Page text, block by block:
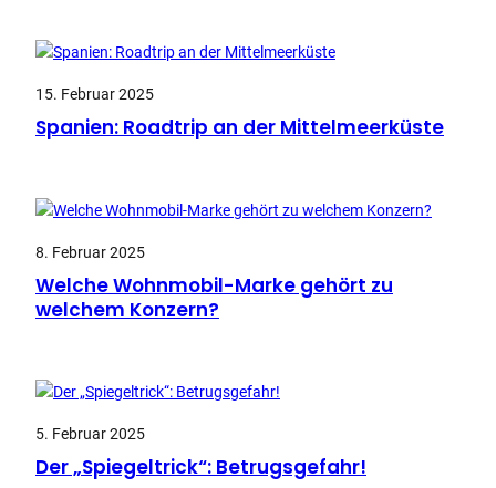
15. Februar 2025
Spanien: Roadtrip an der Mittelmeerküste
8. Februar 2025
Welche Wohnmobil-Marke gehört zu
welchem Konzern?
5. Februar 2025
Der „Spiegeltrick“: Betrugsgefahr!